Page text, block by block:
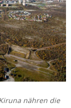
nähren die